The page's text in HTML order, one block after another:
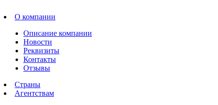
О компании
Описание компании
Новости
Реквизиты
Контакты
Отзывы
Страны
Агентствам